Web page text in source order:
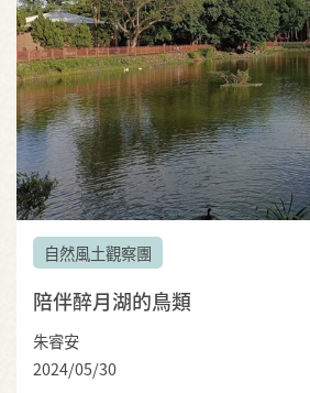
自然風土觀察團
陪伴醉月湖的鳥類
朱睿安
2024/05/30